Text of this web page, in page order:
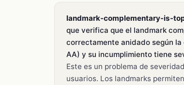
landmark-complementary-is-
que verifica que el landmark
correctamente anidado según
AA) y su incumplimiento tiene
Este es un problema de
usuarios. Los landmarks